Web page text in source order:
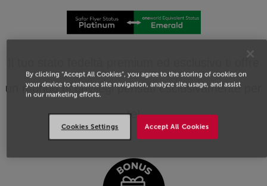
un mondo di privilegi pensati esclusivamente per
te!
By clicking “Accept All Cookies”, you agree to the storing of cookies on
your device to enhance site navigation, analyze site usage, and assist
in our marketing efforts.
Accept All Cookies
Cookies Settings